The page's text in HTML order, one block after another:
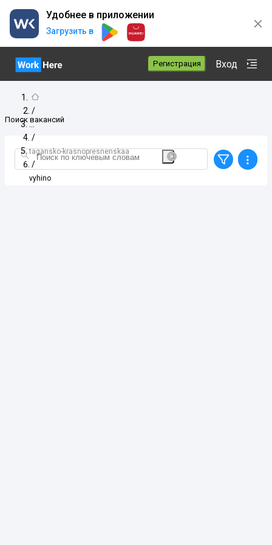
Удобнее в приложении
Загрузить в
Регистрация Вход
/
/
tagansko-krasnopresnenskaa
/
vyhino
Поиск вакансий